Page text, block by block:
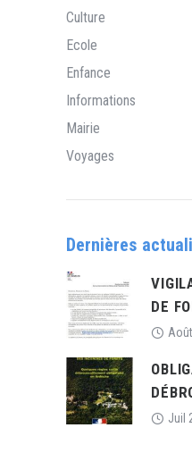
Culture
Ecole
Enfance
Informations
Mairie
Voyages
Dernières
DE
Juil